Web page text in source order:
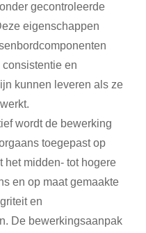
gecontroleerde
eigenschappen
en
kunnen leveren als ze
wordt de bewerking
toegepast op
het midden- tot hogere
en op maat gemaakte
en
De bewerkingsaanpak